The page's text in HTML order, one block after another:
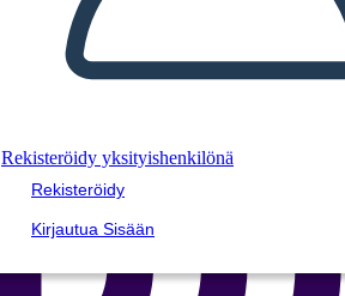
Rekisteröidy yksityishenkilönä
Rekisteröidy
Kirjautua Sisään